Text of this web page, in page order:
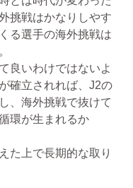
挑戦はかなりしやす
る選手の海外挑戦は
良いわけではないよ
確立されれば、J2の
、海外挑戦で抜けて
環が生まれるか
た上で長期的な取り